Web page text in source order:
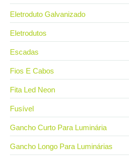
Eletroduto Galvanizado
Eletrodutos
Escadas
Fios E Cabos
Fita Led Neon
Fusível
Gancho Curto Para Luminária
Gancho Longo Para Luminárias